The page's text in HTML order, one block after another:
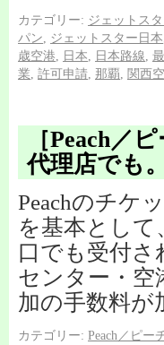
カテゴリー: ジェットス
パン
ジェットスター日本
歳空港
日本 日本路線
業 許可申請 那覇 関西
［Peach／
代理店でも
Peachのチケ
を基本とし
口でも受付
センター・空
加の手数料
カテゴリー: Peach／ピー